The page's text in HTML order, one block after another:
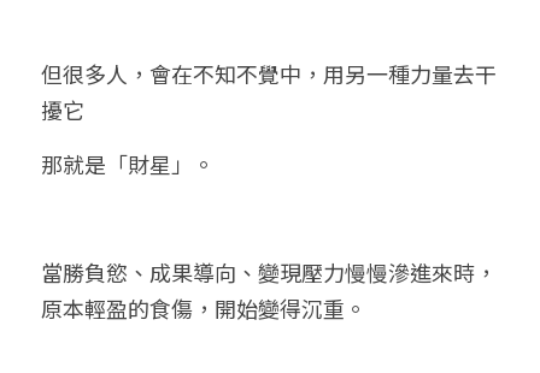
但很多人，會在不知不覺中，用另一種力量去干
擾它
那就是「財星」。
當勝負慾、成果導向、變現壓力慢慢滲進來時，
原本輕盈的食傷，開始變得沉重。